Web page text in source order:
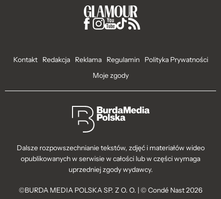
Kontakt Redakcja Reklama Regulamin
Polityka Prywatności
Moje zgody
Dalsze rozpowszechnianie tekstów, zdjęć i materiałów wideo
opublikowanych w serwisie w całości lub w części wymaga
uprzedniej zgody wydawcy.
©BURDA MEDIA POLSKA SP. Z O. O. | © Condé Nast 2026